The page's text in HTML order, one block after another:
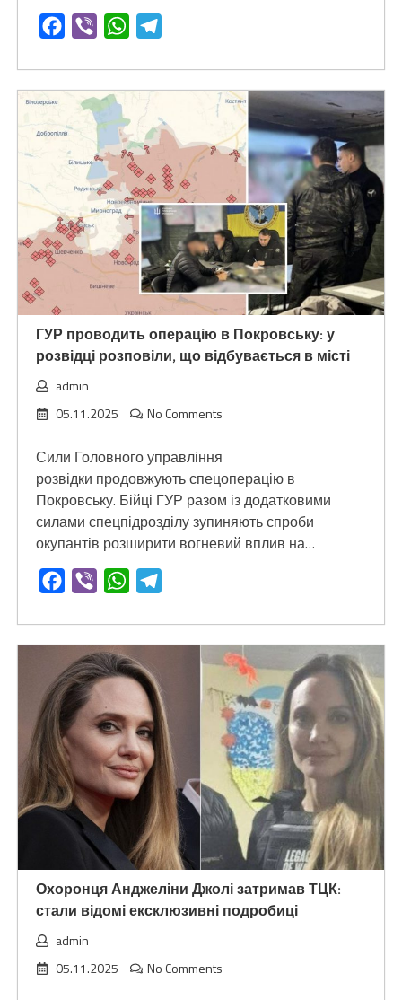
Facebook
Viber WhatsApp
ГУР проводить операцію в Покровську: у
розвідці розповіли, що відбувається в місті
admin
05.11.2025
No Comments
Сили Головного управління
розвідки продовжують спецоперацію в
Покровську. Бійці ГУР разом із додатковими
силами спецпідрозділу зупиняють спроби
окупантів розширити вогневий вплив на…
Facebook
Viber WhatsApp
Охоронця Анджеліни Джолі затримав ТЦК:
стали відомі ексклюзивні подробиці
admin
05.11.2025
No Comments